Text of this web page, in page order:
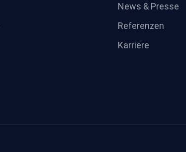
News & Presse
Referenzen
Karriere